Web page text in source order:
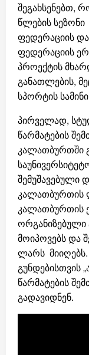
შეგახსენებთ,
წლების
ფედერაციის
ფედერაციის
პროექტის
განათლების,
სპორტის
პირველად,
წარმატების
კალათბურთში
შემუშავებული
კალათბურთის
კალათბურთის
ორგანიზებული
მოიპოვებს და
ლარს მიიღებს.
გუნდებისთვის
წარმატების
გადავიდნენ.